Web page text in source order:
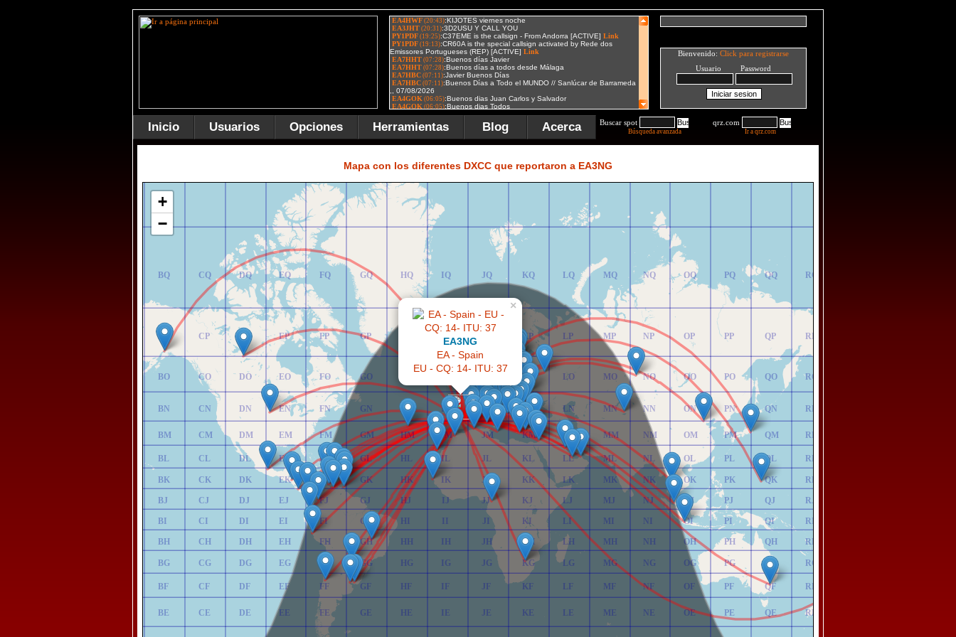
Bienvenido: Click para registrarse
Usuario Password
Inicio Usuarios Opciones Herramientas Blog Acerca Buscar spot
Búsqueda avanzada
qrz.com
Ir a qrz.com
Mapa con los diferentes DXCC que reportaron a EA3NG
BE
BF
BG
BH
BI
BJ
BK
BL
BM
BN
BO
BP
BQ
BR
CE
CF
CG
CH
CI
CJ
CK
CL
CM
CN
CO
CP
CQ
CR
DE
DF
DG
DH
DI
DJ
DK
DL
DM
DN
DO
DP
DQ
DR
EE
EF
EG
EH
EI
EJ
EK
EL
EM
EN
EO
EP
EQ
ER
FE
FF
FG
FH
FI
FJ
FK
FL
FM
FN
FO
FP
FQ
FR
GE
GF
GG
GH
GI
GJ
GK
GL
GM
GN
GO
GP
GQ
GR
HE
HF
HG
HJ
HK
HL
HM
HN
HQ
HR
IE
IF
IG
IJ
IK
IL
IM
IN
IO
IP
IQ
IR
JE
JF
JG
JH
JI
JJ
JK
JL
JM
JN
JQ
JR
KE
KF
KG
KH
KI
KJ
KK
KL
KM
KN
KO
KP
KQ
KR
LE
LF
LG
LH
LI
LJ
LK
LL
LM
LN
LO
LP
LQ
LR
ME
MF
MG
MH
MI
MJ
MK
ML
MM
MN
MO
MP
MQ
MR
NE
NF
NG
NH
NI
NJ
NK
NL
NM
NN
NO
NP
NQ
NR
OE
OF
OG
OH
OI
OJ
OK
OL
OM
ON
OO
OP
OQ
OR
PE
PF
PG
PH
PI
PJ
PK
PL
PM
PN
PO
PP
PQ
PR
QE
QF
QG
QH
QI
QJ
QK
QL
QM
QN
QO
QP
QQ
QR
RE
RF
RG
RH
RI
RJ
RK
RL
RM
RN
RO
RP
RQ
RR
EA3NG
EA - Spain
EU - CQ: 14- ITU: 37
×
+
−